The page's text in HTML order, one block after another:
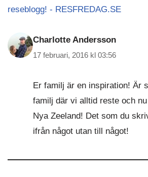
reseblogg! - RESFREDAG.SE
Charlotte Andersson
17 februari, 2016 kl 03:56
Er familj är en inspiration! Är
familj där vi alltid reste och
Nya Zeeland! Det som du
ifrån något utan till något!